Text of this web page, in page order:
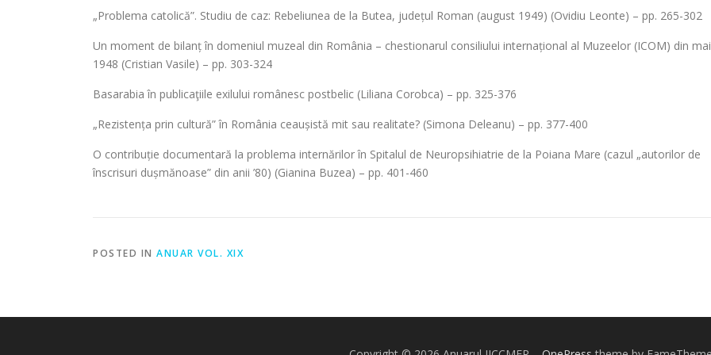
„Problema catolică”. Studiu de caz: Rebeliunea de la Butea, județul Roman (august 1949) (Ovidiu Leonte) – pp. 265-302
Un moment de bilanț în domeniul muzeal din România – chestionarul consiliului internațional al Muzeelor (ICOM) din mai
1948 (Cristian Vasile) – pp. 303-324
Basarabia în publicaţiile exilului românesc postbelic (Liliana Corobca) – pp. 325-376
„Rezistența prin cultură” în România ceaușistă mit sau realitate? (Simona Deleanu) – pp. 377-400
O contribuție documentară la problema internărilor în Spitalul de Neuropsihiatrie de la Poiana Mare (cazul „autorilor de
înscrisuri dușmănoase” din anii ’80) (Gianina Buzea) – pp. 401-460
POSTED IN ANUAR VOL. XIX